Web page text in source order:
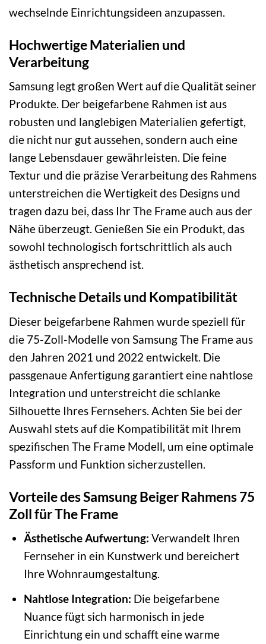
wechselnde Einrichtungsideen anzupassen.
Hochwertige Materialien und
Verarbeitung
Samsung legt großen Wert auf die Qualität seiner
Produkte. Der beigefarbene Rahmen ist aus
robusten und langlebigen Materialien gefertigt,
die nicht nur gut aussehen, sondern auch eine
lange Lebensdauer gewährleisten. Die feine
Textur und die präzise Verarbeitung des Rahmens
unterstreichen die Wertigkeit des Designs und
tragen dazu bei, dass Ihr The Frame auch aus der
Nähe überzeugt. Genießen Sie ein Produkt, das
sowohl technologisch fortschrittlich als auch
ästhetisch ansprechend ist.
Technische Details und Kompatibilität
Dieser beigefarbene Rahmen wurde speziell für
die 75-Zoll-Modelle von Samsung The Frame aus
den Jahren 2021 und 2022 entwickelt. Die
passgenaue Anfertigung garantiert eine nahtlose
Integration und unterstreicht die schlanke
Silhouette Ihres Fernsehers. Achten Sie bei der
Auswahl stets auf die Kompatibilität mit Ihrem
spezifischen The Frame Modell, um eine optimale
Passform und Funktion sicherzustellen.
Vorteile des Samsung Beiger Rahmens 75
Zoll für The Frame
Ästhetische Aufwertung: Verwandelt Ihren
Fernseher in ein Kunstwerk und bereichert
Ihre Wohnraumgestaltung.
Nahtlose Integration: Die beigefarbene
Nuance fügt sich harmonisch in jede
Einrichtung ein und schafft eine warme